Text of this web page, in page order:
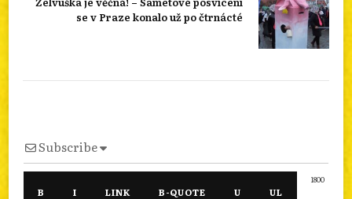
se v Praze konalo už po čtrnácté
Subscribe
1800